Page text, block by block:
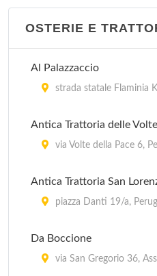
OSTERIE E
Al Palazzaccio
strada statale Flaminia
Antica Trattoria delle Volte
via Volte della Pace 6,
Antica Trattoria San
piazza Danti 19/a,
Da Boccione
via San Gregorio 36,